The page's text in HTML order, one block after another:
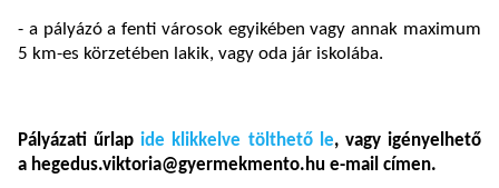
- a pályázó a fenti városok egyikében vagy annak maximum
5 km-es körzetében lakik, vagy oda jár iskolába.
Pályázati űrlap ide klikkelve tölthető le, vagy igényelhető
a hegedus.viktoria@gyermekmento.hu e-mail címen.